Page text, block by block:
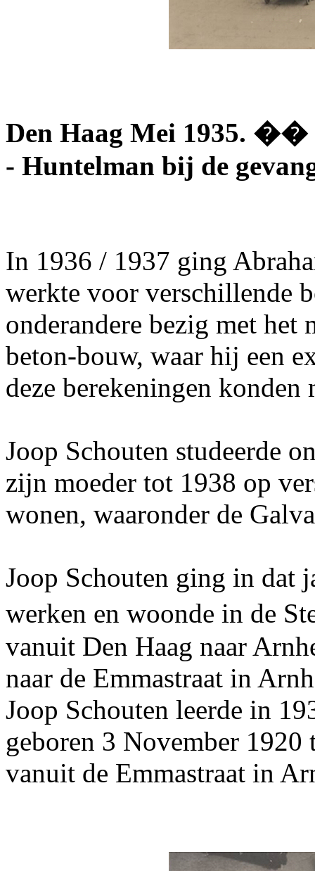
Den Haag Mei 1935.
- Huntelman bij de
In 1936 / 1937 ging
werkte voor verschillende
onderandere bezig met het
beton-bouw, waar hij een
deze berekeningen konden
Joop Schouten studeerde
zijn moeder tot 1938 op
wonen, waaronder de
Joop Schouten ging in dat
werken en woonde in de
vanuit Den Haag naar
naar de Emmastraat in
Joop Schouten leerde in
geboren 3 November
vanuit de Emmastraat in